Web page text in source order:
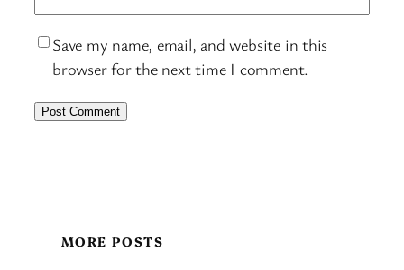
Save my name, email, and website in this
browser for the next time I comment.
MORE POSTS